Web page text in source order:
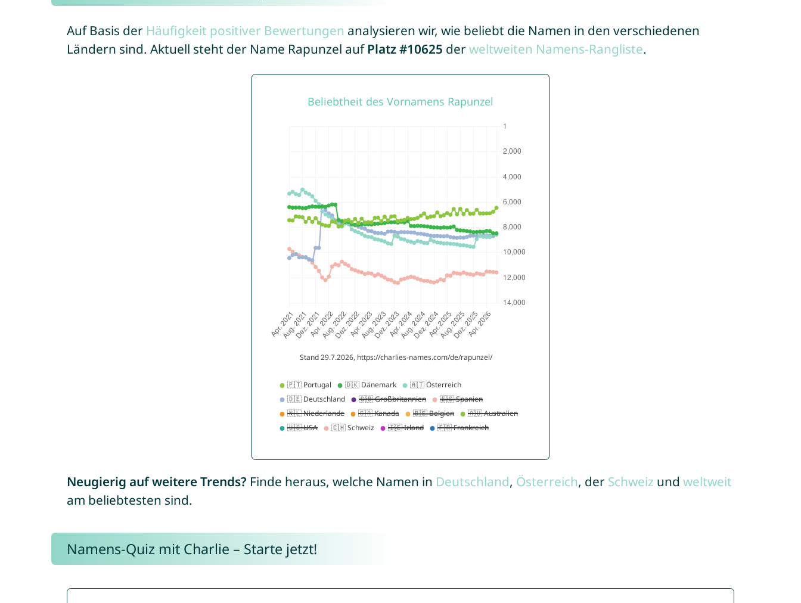
Auf Basis der Häufigkeit positiver Bewertungen analysieren wir, wie beliebt die Namen in den verschiedenen
Ländern sind. Aktuell steht der Name Rapunzel auf Platz #10625 derweltweiten Namens-Rangliste.
Neugierig auf weitere Trends? Finde heraus, welche Namen in Deutschland, Österreich, der Schweiz und weltweit
am beliebtesten sind.
Namens-Quiz mit Charlie – Starte jetzt!